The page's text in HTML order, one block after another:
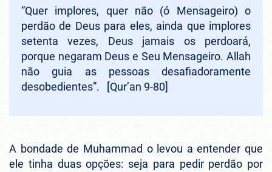
“Quer implores, quer não (ó Mensageiro) o
perdão de Deus para eles, ainda que implores
setenta vezes, Deus jamais os perdoará,
porque negaram Deus e Seu Mensageiro. Allah
não guia as pessoas desafiadoramente
desobedientes”. [Qur’an 9-80]
A bondade de Muhammad o levou a entender que
ele tinha duas opções: seja para pedir perdão por